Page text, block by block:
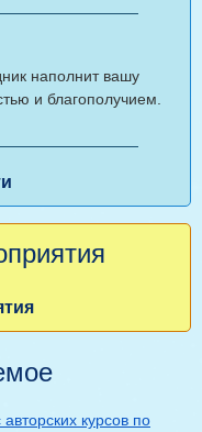
наполнит вашу
и благополучием.
курсов по